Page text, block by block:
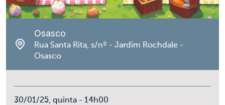
Osasco
Rua Santa Rita, s/nº - Jardim Rochdale -
Osasco
30/01/25, quinta - 14h00